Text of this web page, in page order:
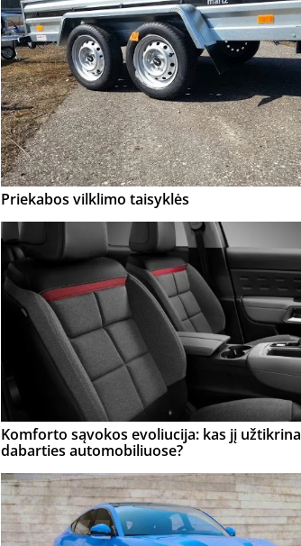
Priekabos vilklimo taisyklės
Komforto sąvokos evoliucija: kas jį užtikrina
dabarties automobiliuose?